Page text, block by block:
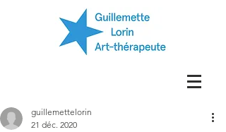
guillemettelorin
21 déc. 2020